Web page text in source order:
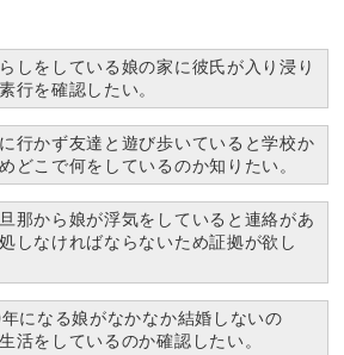
しをしている娘の家に彼氏が入り浸り
行を確認したい。
行かず友達と遊び歩いていると学校か
どこで何をしているのか知りたい。
那から娘が浮気をしていると連絡があ
しなければならないため証拠が欲し
になる娘がなかなか結婚しないの
活をしているのか確認したい。